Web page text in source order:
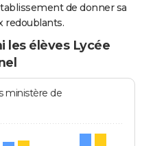
de donner sa
redoublants.
les élèves Lycée
ministère de